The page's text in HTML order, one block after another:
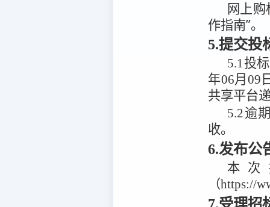
网上
作指南”。
5.提交投
5.1投
年06月09
共享平台
5.2逾
收。
6.发布公
本
（https://
7.受理招